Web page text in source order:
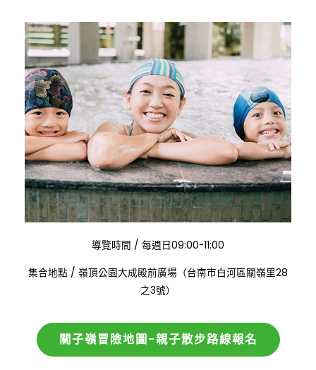
導覽時間 / 每週日09:00-11:00
集合地點: / 嶺頂公園大成殿前廣場（台南市白河區關嶺里28
之3號）
關子嶺冒險地圖-親子散步路線報名